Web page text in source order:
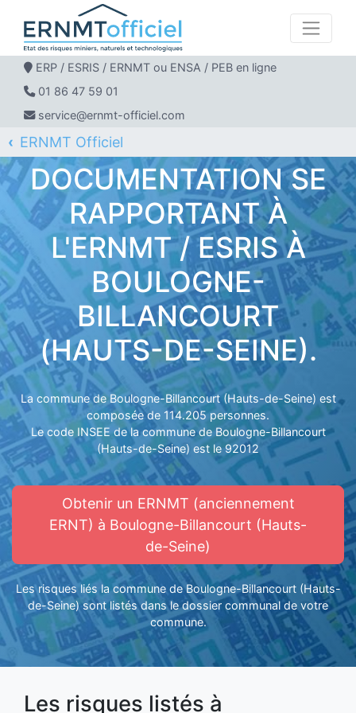
ERP / ESRIS / ERNMT ou ENSA / PEB en ligne
01 86 47 59 01
service@ernmt-officiel.com
ERNMT Officiel
ERP / ESRIS / ERNMT pour BOULOGNE-BILLANCOURT
DOCUMENTATION SE
RAPPORTANT À
L'ERNMT / ESRIS À
BOULOGNE-
BILLANCOURT
(HAUTS-DE-SEINE).
La commune de Boulogne-Billancourt (Hauts-de-Seine) est
composée de 114.205 personnes.
Le code INSEE de la commune de Boulogne-Billancourt
(Hauts-de-Seine) est le 92012
Obtenir un ERNMT (anciennement
ERNT) à Boulogne-Billancourt (Hauts-
de-Seine)
Les risques liés la commune de Boulogne-Billancourt (Hauts-
de-Seine) sont listés dans le dossier communal de votre
commune.
Les risques listés à